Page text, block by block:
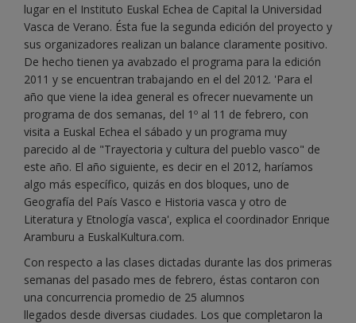
lugar en el Instituto Euskal Echea de Capital la Universidad
Vasca de Verano. Ésta fue la segunda edición del proyecto y
sus organizadores realizan un balance claramente positivo.
De hecho tienen ya avabzado el programa para la edición
2011 y se encuentran trabajando en el del 2012. 'Para el
año que viene la idea general es ofrecer nuevamente un
programa de dos semanas, del 1º al 11 de febrero, con
visita a Euskal Echea el sábado y un programa muy
parecido al de "Trayectoria y cultura del pueblo vasco" de
este año. El año siguiente, es decir en el 2012, haríamos
algo más específico, quizás en dos bloques, uno de
Geografía del País Vasco e Historia vasca y otro de
Literatura y Etnología vasca', explica el coordinador Enrique
Aramburu a EuskalKultura.com.
Con respecto a las clases dictadas durante las dos primeras
semanas del pasado mes de febrero, éstas contaron con
una concurrencia promedio de 25 alumnos
llegados desde diversas ciudades. Los que completaron la